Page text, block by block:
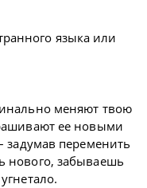
языка или
меняют твою
ее новыми
задумав переменить
нового, забываешь